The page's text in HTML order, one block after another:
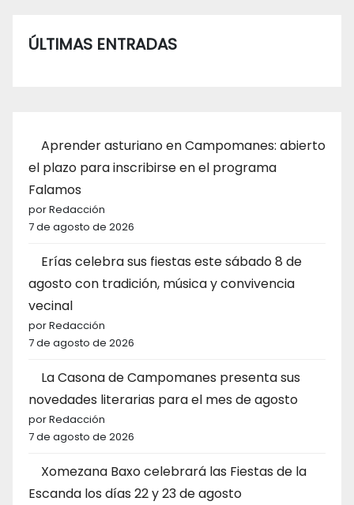
ÚLTIMAS ENTRADAS
Aprender asturiano en Campomanes: abierto
el plazo para inscribirse en el programa
Falamos
por Redacción
7 de agosto de 2026
Erías celebra sus fiestas este sábado 8 de
agosto con tradición, música y convivencia
vecinal
por Redacción
7 de agosto de 2026
La Casona de Campomanes presenta sus
novedades literarias para el mes de agosto
por Redacción
7 de agosto de 2026
Xomezana Baxo celebrará las Fiestas de la
Escanda los días 22 y 23 de agosto